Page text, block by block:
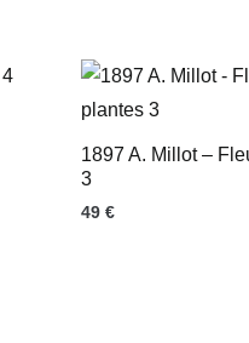
1897 A. Millot –
3
49 €